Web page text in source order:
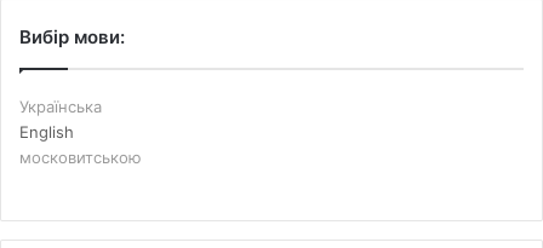
Вибір мови:
Українська
English
московитською